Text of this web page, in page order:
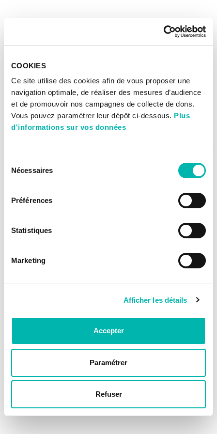
COOKIES
Ce site utilise des cookies afin de vous proposer une
navigation optimale, de réaliser des mesures d’audience
et de promouvoir nos campagnes de collecte de dons.
Vous pouvez paramétrer leur dépôt ci-dessous. Plus
d'informations sur vos données
Nécessaires
Préférences
Statistiques
Marketing
Afficher les détails
Accepter
Paramétrer
Refuser